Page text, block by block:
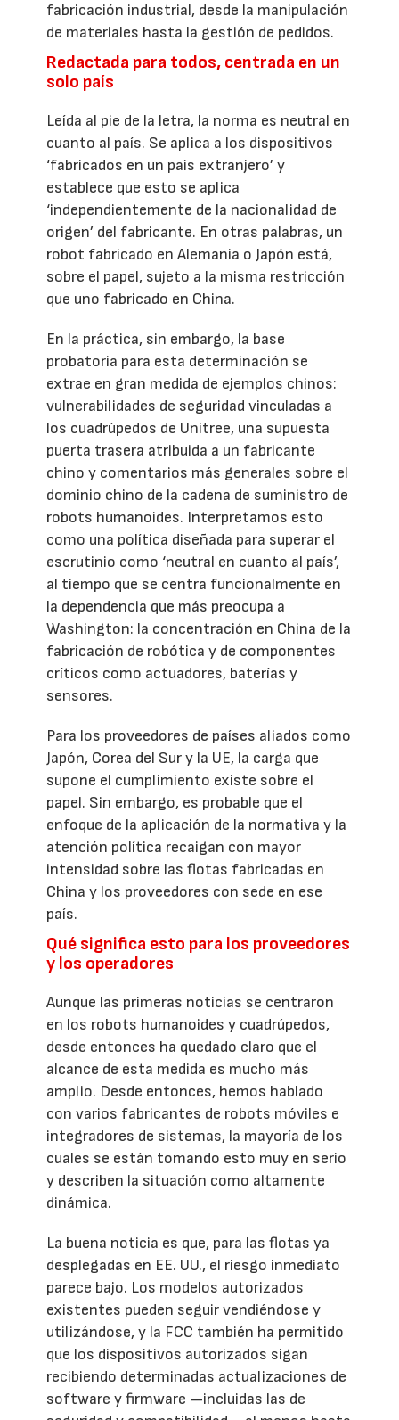
fabricación industrial, desde la manipulación
de materiales hasta la gestión de pedidos.
Redactada para todos, centrada en un
solo país
Leída al pie de la letra, la norma es neutral en
cuanto al país. Se aplica a los dispositivos
‘fabricados en un país extranjero’ y
establece que esto se aplica
‘independientemente de la nacionalidad de
origen’ del fabricante. En otras palabras, un
robot fabricado en Alemania o Japón está,
sobre el papel, sujeto a la misma restricción
que uno fabricado en China.
En la práctica, sin embargo, la base
probatoria para esta determinación se
extrae en gran medida de ejemplos chinos:
vulnerabilidades de seguridad vinculadas a
los cuadrúpedos de Unitree, una supuesta
puerta trasera atribuida a un fabricante
chino y comentarios más generales sobre el
dominio chino de la cadena de suministro de
robots humanoides. Interpretamos esto
como una política diseñada para superar el
escrutinio como ‘neutral en cuanto al país’,
al tiempo que se centra funcionalmente en
la dependencia que más preocupa a
Washington: la concentración en China de la
fabricación de robótica y de componentes
críticos como actuadores, baterías y
sensores.
Para los proveedores de países aliados como
Japón, Corea del Sur y la UE, la carga que
supone el cumplimiento existe sobre el
papel. Sin embargo, es probable que el
enfoque de la aplicación de la normativa y la
atención política recaigan con mayor
intensidad sobre las flotas fabricadas en
China y los proveedores con sede en ese
país.
Qué significa esto para los proveedores
y los operadores
Aunque las primeras noticias se centraron
en los robots humanoides y cuadrúpedos,
desde entonces ha quedado claro que el
alcance de esta medida es mucho más
amplio. Desde entonces, hemos hablado
con varios fabricantes de robots móviles e
integradores de sistemas, la mayoría de los
cuales se están tomando esto muy en serio
y describen la situación como altamente
dinámica.
La buena noticia es que, para las flotas ya
desplegadas en EE. UU., el riesgo inmediato
parece bajo. Los modelos autorizados
existentes pueden seguir vendiéndose y
utilizándose, y la FCC también ha permitido
que los dispositivos autorizados sigan
recibiendo determinadas actualizaciones de
software y firmware —incluidas las de